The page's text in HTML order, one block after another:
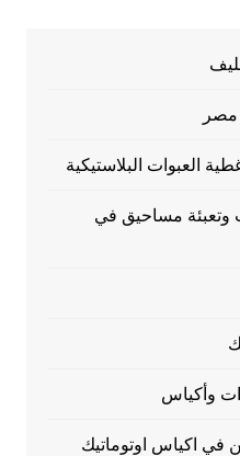
مصر
العبوات البلاستيكية
وتعبئة مساحيق في
وأكياس
في اكياس اوتوماتيك